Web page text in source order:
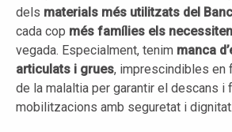
dels materials més utilitzats del
cada cop més famílies els necessiten
vegada. Especialment, tenim manca
articulats i grues, imprescindibles en
de la malaltia per garantir el descans i
mobilitzacions amb seguretat i dignitat.